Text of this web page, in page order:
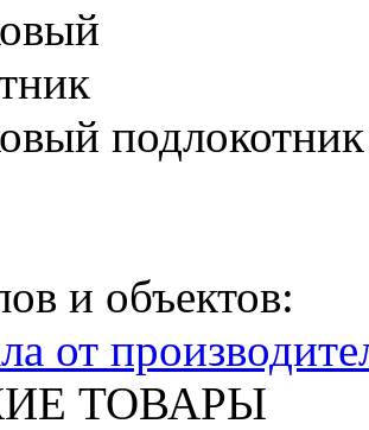
подлокотник
и объектов:
от
ТОВАРЫ